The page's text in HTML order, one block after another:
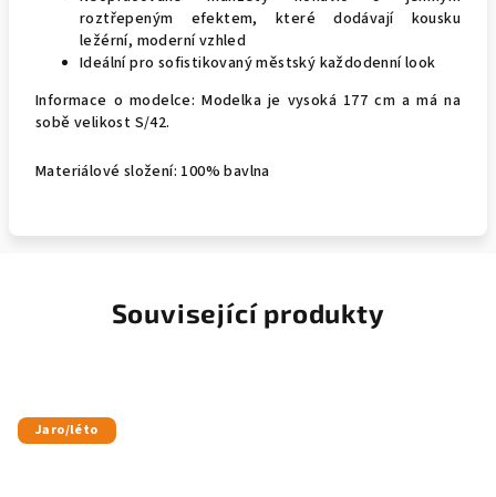
roztřepeným efektem, které dodávají kousku
ležérní, moderní vzhled
Ideální pro sofistikovaný městský každodenní look
Informace o modelce: Modelka je vysoká 177 cm a má na
sobě velikost S/42.
Materiálové složení: 100% bavlna
Související produkty
Jaro/léto